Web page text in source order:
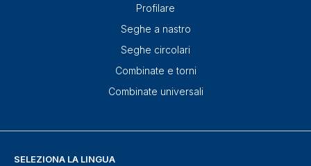
Profilare
Seghe a nastro
Seghe circolari
Combinate e torni
Combinate universali
SELEZIONA LA LINGUA